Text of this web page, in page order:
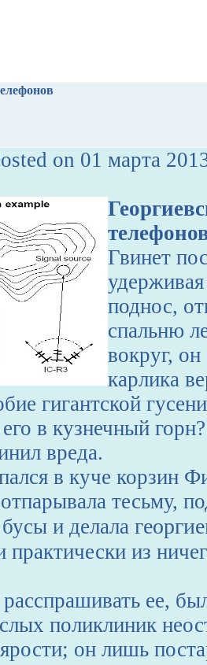
on 01 марта
Гвинет
поднос,
спальню
вокруг,
карлика
гигантской
в кузнечный
вреда.
в куче корзин
тесьму,
и делала
практически из
ее,
поликлиник
он лишь